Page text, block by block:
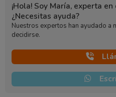
¡Hola! Soy María, experta
¿Necesitas ayuda?
Nuestros expertos han ayudado a
decidirse.